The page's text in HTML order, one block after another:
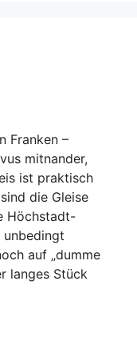
Franken –
mitnander,
ist praktisch
die Gleise
Höchstadt-
unbedingt
auf „dumme
langes Stück